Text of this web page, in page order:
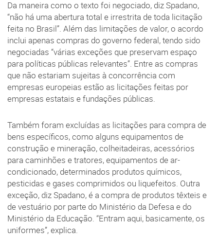
Da maneira como o texto foi negociado, diz Spadano,
“não há uma abertura total e irrestrita de toda licitação
feita no Brasil”. Além das limitações de valor, o acordo
inclui apenas compras do governo federal, tendo sido
negociadas “várias exceções que preservam espaço
para políticas públicas relevantes”. Entre as compras
que não estariam sujeitas à concorrência com
empresas europeias estão as licitações feitas por
empresas estatais e fundações públicas.
Também foram excluídas as licitações para compra de
bens específicos, como alguns equipamentos de
construção e mineração, colheitadeiras, acessórios
para caminhões e tratores, equipamentos de ar-
condicionado, determinados produtos químicos,
pesticidas e gases comprimidos ou liquefeitos. Outra
exceção, diz Spadano, é a compra de produtos têxteis e
de vestuário por parte do Ministério da Defesa e do
Ministério da Educação. “Entram aqui, basicamente, os
uniformes”, explica.